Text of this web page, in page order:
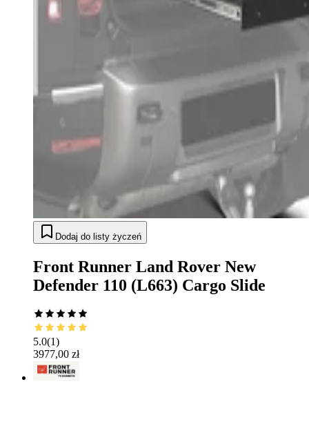
Dodaj do listy życzeń
Front Runner Land Rover New
Defender 110 (L663) Cargo Slide
5.0(1)
3977,00 zł